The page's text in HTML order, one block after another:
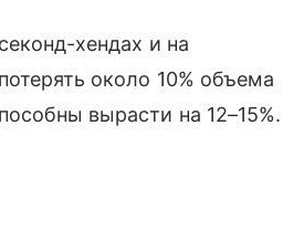
хендах и на
около 10% объема
вырасти на 12–15%.